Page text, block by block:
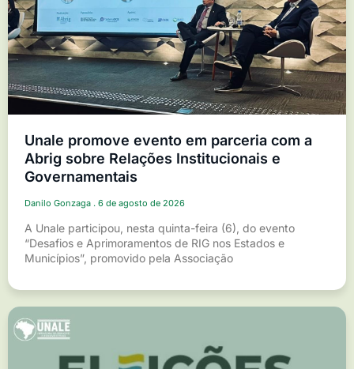
Unale promove evento em parceria com a
Abrig sobre Relações Institucionais e
Governamentais
Danilo Gonzaga 6 de agosto de 2026
A Unale participou, nesta quinta-feira (6), do evento
“Desafios e Aprimoramentos de RIG nos Estados e
Municípios”, promovido pela Associação